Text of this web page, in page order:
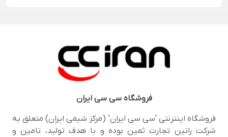
فروشگاهسی سی ایران
فروشگاه اینترنتی 'سی سی ایران' (مرکز شیمی ایران) متعلق به
شرکت راتین تجارت ثمین بوده و با هدف تولید، تامین و